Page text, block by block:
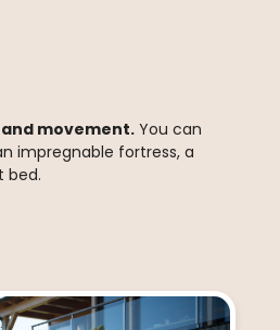
movement. You can
impregnable fortress, a
bed.